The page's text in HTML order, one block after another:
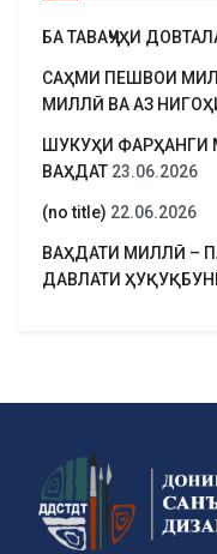
БА ТАВАҶҶУҲИ
САҲМИ ПЕШВОИ
МИЛЛӢ ВА АЗ
ШУКУҲИ ФАРҲАНГИ
ВАҲДАТ 23.06.2026
(no title) 22.06.2026
ВАҲДАТИ МИЛЛӢ –
ДАВЛАТИ